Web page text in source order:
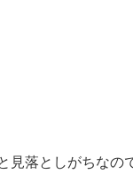
見落としがちなの